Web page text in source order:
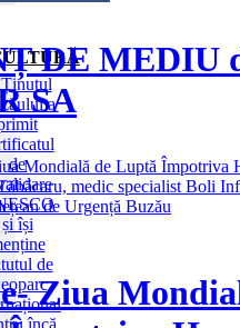
DE MEDIU
SA
Ziua